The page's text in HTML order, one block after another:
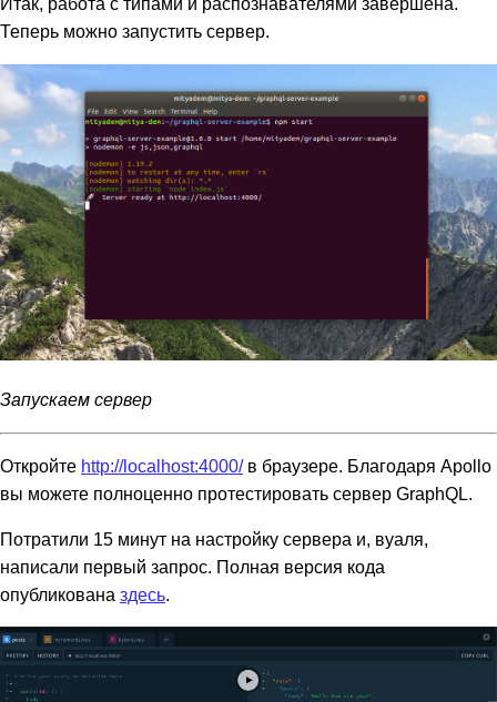
Теперь можно запустить сервер.
Запускаем сервер
Откройте http://localhost:4000/в браузере. Благодаря Apollo
вы можете полноценно протестировать сервер GraphQL.
Потратили 15 минут на настройку сервера и, вуаля,
написали первый запрос. Полная версия кода
опубликована здесь.